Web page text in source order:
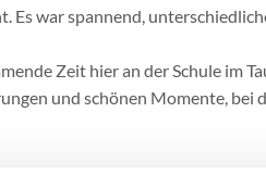
Es war spannend,
Zeit hier an der Schule im
und schönen Momente, bei